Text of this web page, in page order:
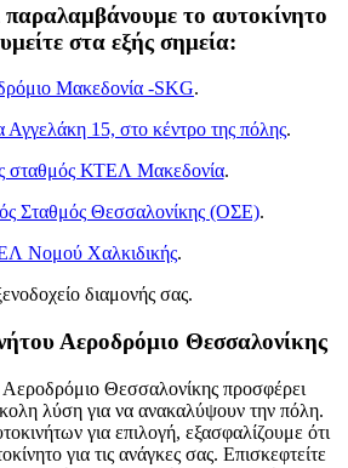
το αυτοκίνητο
στα εξής σημεία:
Μακεδονία -SKG.
Αγγελάκη 15, στο κέντρο της πόλης.
σταθμός ΚΤΕΛ Μακεδονία.
Σταθμός Θεσσαλονίκης (ΟΣΕ).
Νομού Χαλκιδικής.
διαμονής σας.
Αεροδρόμιο Θεσσαλονίκης
Αεροδρόμιο Θεσσαλονίκης προσφέρει
λύση για να ανακαλύψουν την πόλη.
για επιλογή, εξασφαλίζουμε ότι
για τις ανάγκες σας. Επισκεφτείτε